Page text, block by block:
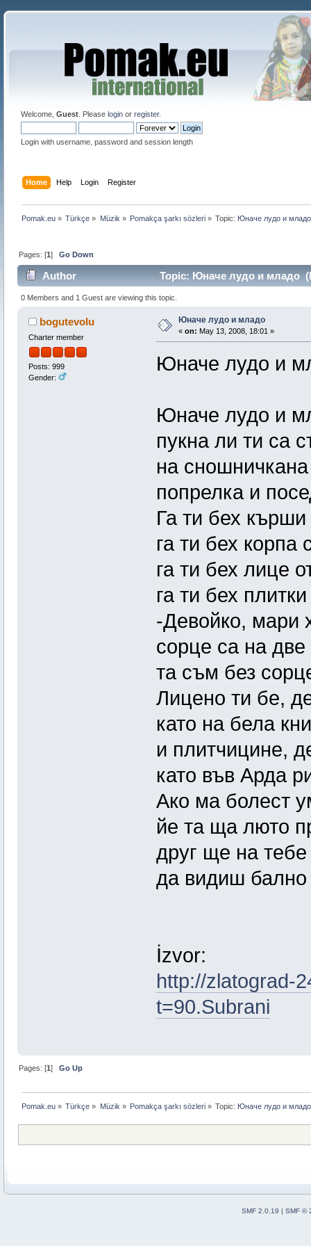
Welcome, Guest. Please loginor register.
Login with username, password and session length
Home Help Login Register
Pomak.eu » Türkçe » Müzik » Pomakça şarkı sözleri » Topic: Юначе лудо и
Pages: [1]Go Down
Author Topic: Юначе лудо и младо
0 Members and 1 Guest are viewing this topic.
bogutevolu
Charter member
Posts: 999
Gender:
Юначе лудо и младо
« on: May 13, 2008, 18:01 »
Юначе лудо и
Юначе лудо и
пукна ли ти са
на
попрелка и
Га ти бех
га ти бех корпа
га ти бех лице
га ти бех
-Девойко, мари
сорце са на две
та съм без
Лицено ти бе,
като на бела
и плитчицине,
като във Арда
Ако ма болест
йе та ща люто
друг ще на тебе
да видиш бално
İzvor:
http://zlatograd-
t=90.Subrani
Pages: [1]Go Up
Pomak.eu » Türkçe » Müzik » Pomakça şarkı sözleri » Topic: Юначе лудо и
SMF 2.0.19 | SMF ©